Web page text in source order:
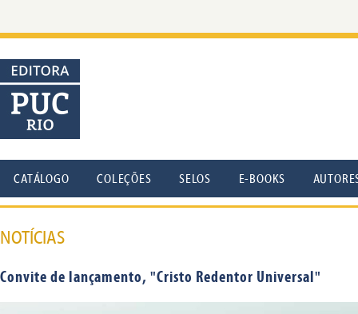
CATÁLOGO COLEÇÕES SELOS E-BOOKS
NOTÍCIAS
Convite de lançamento, "Cristo Redentor Universal"